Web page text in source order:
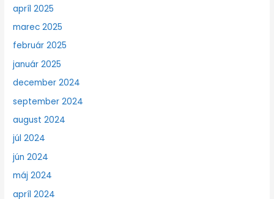
apríl 2025
marec 2025
február 2025
január 2025
december 2024
september 2024
august 2024
júl 2024
jún 2024
máj 2024
apríl 2024